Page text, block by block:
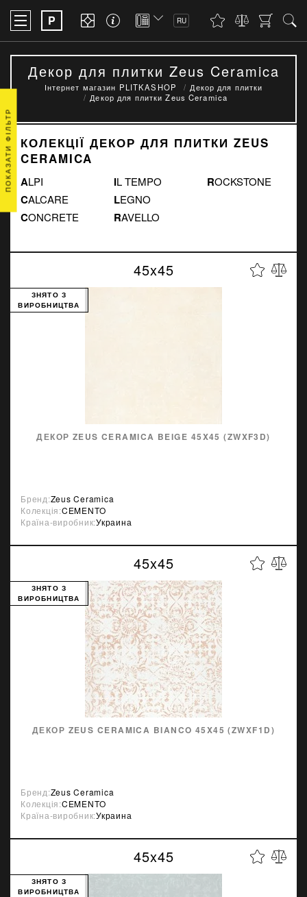
P RU
Декор для плитки Zeus Ceramica
Інтернет магазин PLITKASHOP
Декор для плитки
Декор для плитки Zeus Ceramica
КОЛЕКЦІЇ ДЕКОР ДЛЯ ПЛИТКИ ZEUS
CERAMICA
ALPI
CALCARE
CONCRETE
IL TEMPO
LEGNO
RAVELLO
ROCKSTONE
45x45
ДЕКОР ZEUS CERAMICA BEIGE 45X45 (ZWXF3D)
ЗНЯТО З
ВИРОБНИЦТВА
Бренд:Zeus Ceramica
Колекція:CEMENTO
Країна-виробник:Украина
45x45
ДЕКОР ZEUS CERAMICA BIANCO 45X45 (ZWXF1D)
ЗНЯТО З
ВИРОБНИЦТВА
Бренд:Zeus Ceramica
Колекція:CEMENTO
Країна-виробник:Украина
45x45
ЗНЯТО З
ВИРОБНИЦТВА
ПОКАЗАТИ ФІЛЬТР